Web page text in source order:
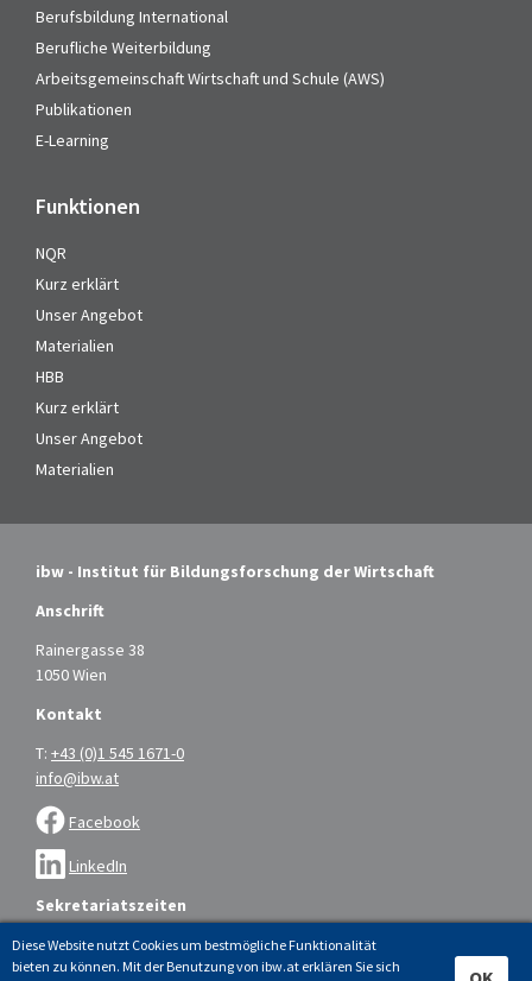
Berufsbildung International
Berufliche Weiterbildung
Arbeitsgemeinschaft Wirtschaft und Schule (AWS)
Publikationen
E-Learning
Funktionen
NQR
Kurz erklärt
Unser Angebot
Materialien
HBB
Kurz erklärt
Unser Angebot
Materialien
ibw - Institut für Bildungsforschung der Wirtschaft
Anschrift
Rainergasse 38
1050 Wien
Kontakt
T: +43 (0)1 545 1671-0
info@ibw.at
Facebook
LinkedIn
Sekretariatszeiten
Montag bis Donnerstag: 9.00 – 16.00 Uhr
Freitag: 9.00 – 14.00 Uhr
Diese Website nutzt Cookies um bestmögliche Funktionalität
bieten zu können. Mit der Benutzung von ibw.at erklären Sie sich